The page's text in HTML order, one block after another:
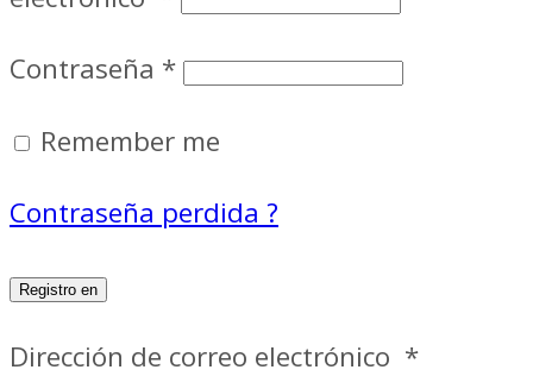
Contraseña *
Remember me
Contraseña perdida ?
Registro en
Dirección de correo electrónico *